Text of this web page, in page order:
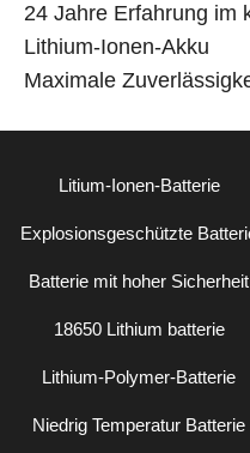
24 Jahre Erfahrung im
Lithium-Ionen-Akku
Maximale
Litium-Ionen-Batterie
Explosionsgeschützte
Batterie mit hoher Sicherheit
18650 Lithium batterie
Lithium-Polymer-Batterie
Niedrig Temperatur Batterie